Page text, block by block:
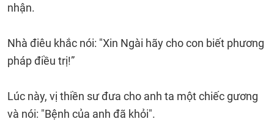
nhận.
Nhà điêu khắc nói: "Xin Ngài hãy cho con biết phương
pháp điều trị!”
Lúc này, vị thiền sư đưa cho anh ta một chiếc gương
và nói: "Bệnh của anh đã khỏi".